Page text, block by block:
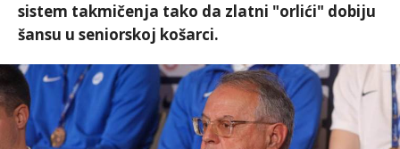
sistem takmičenja tako da zlatni "orlići" dobiju
šansu u seniorskoj košarci.